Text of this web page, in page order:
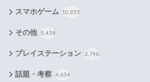
スマホゲーム 10,833
その他 5,438
プレイステーション 2,746
話題・考察 4,634